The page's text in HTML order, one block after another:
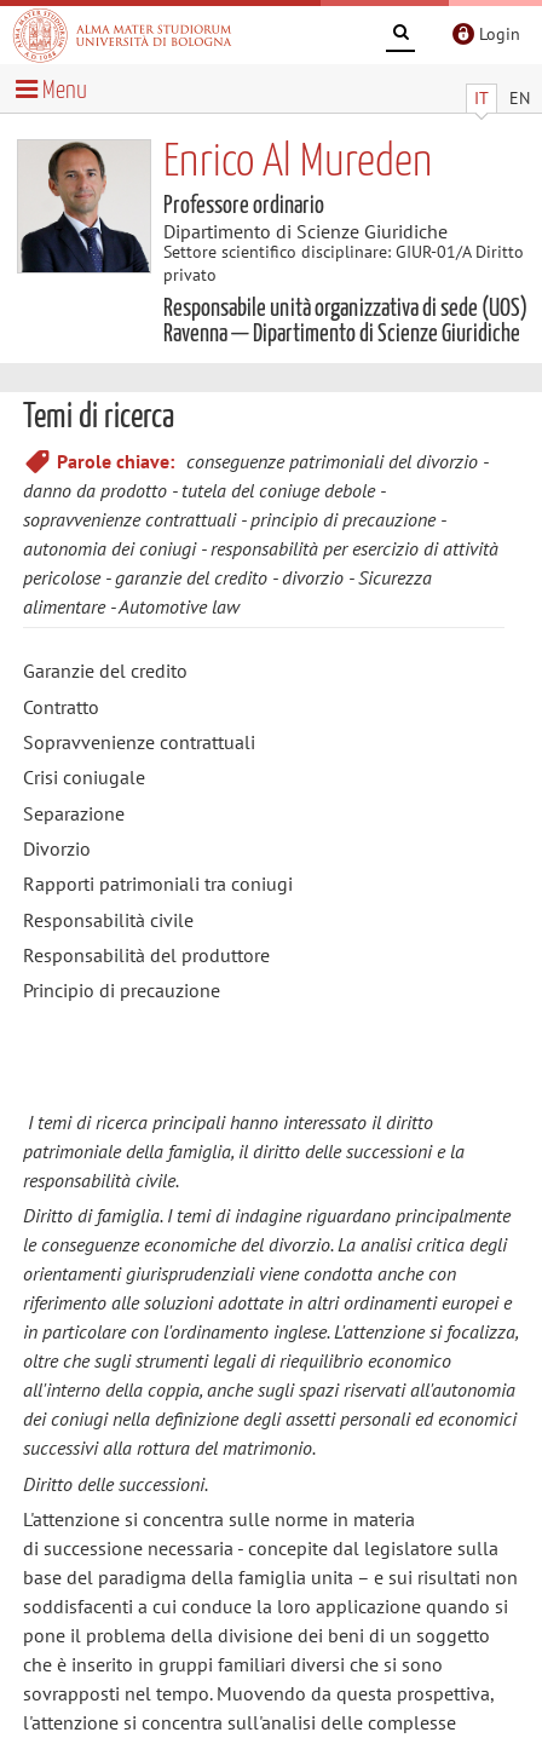
Login
IT EN
Menu
Enrico Al Mureden
Professore ordinario
Dipartimento di Scienze Giuridiche
Settore scientifico disciplinare: GIUR-01/A Diritto
privato
Responsabile unità organizzativa di sede (UOS)
Ravenna — Dipartimento di Scienze Giuridiche
Temi di ricerca
Parole chiave: conseguenze patrimoniali del divorzio
danno da prodotto
tutela del coniuge debole
sopravvenienze contrattuali
principio di precauzione
autonomia dei coniugi
responsabilità per esercizio di attività
pericolose
garanzie del credito divorzio
Sicurezza
alimentare Automotive law
Garanzie del credito
Contratto
Sopravvenienze contrattuali
Crisi coniugale
Separazione
Divorzio
Rapporti patrimoniali tra coniugi
Responsabilità civile
Responsabilità del produttore
Principio di precauzione
I temi di ricerca principali hanno interessato il diritto
patrimoniale della famiglia, il diritto delle successioni e la
responsabilità civile.
Diritto di famiglia. I temi di indagine riguardano principalmente
le conseguenze economiche del divorzio. La analisi critica degli
orientamenti giurisprudenziali viene condotta anche con
riferimento alle soluzioni adottate in altri ordinamenti europei e
in particolare con l'ordinamento inglese. L'attenzione si focalizza,
oltre che sugli strumenti legali di riequilibrio economico
all'interno della coppia, anche sugli spazi riservati all'autonomia
dei coniugi nella definizione degli assetti personali ed economici
successivi alla rottura del matrimonio.
Diritto delle successioni.
L'attenzione si concentra sulle norme in materia
di successione necessaria - concepite dal legislatore sulla
base del paradigma della famiglia unita – e sui risultati non
soddisfacenti a cui conduce la loro applicazione quando si
pone il problema della divisione dei beni di un soggetto
che è inserito in gruppi familiari diversi che si sono
sovrapposti nel tempo. Muovendo da questa prospettiva,
l'attenzione si concentra sull'analisi delle complesse